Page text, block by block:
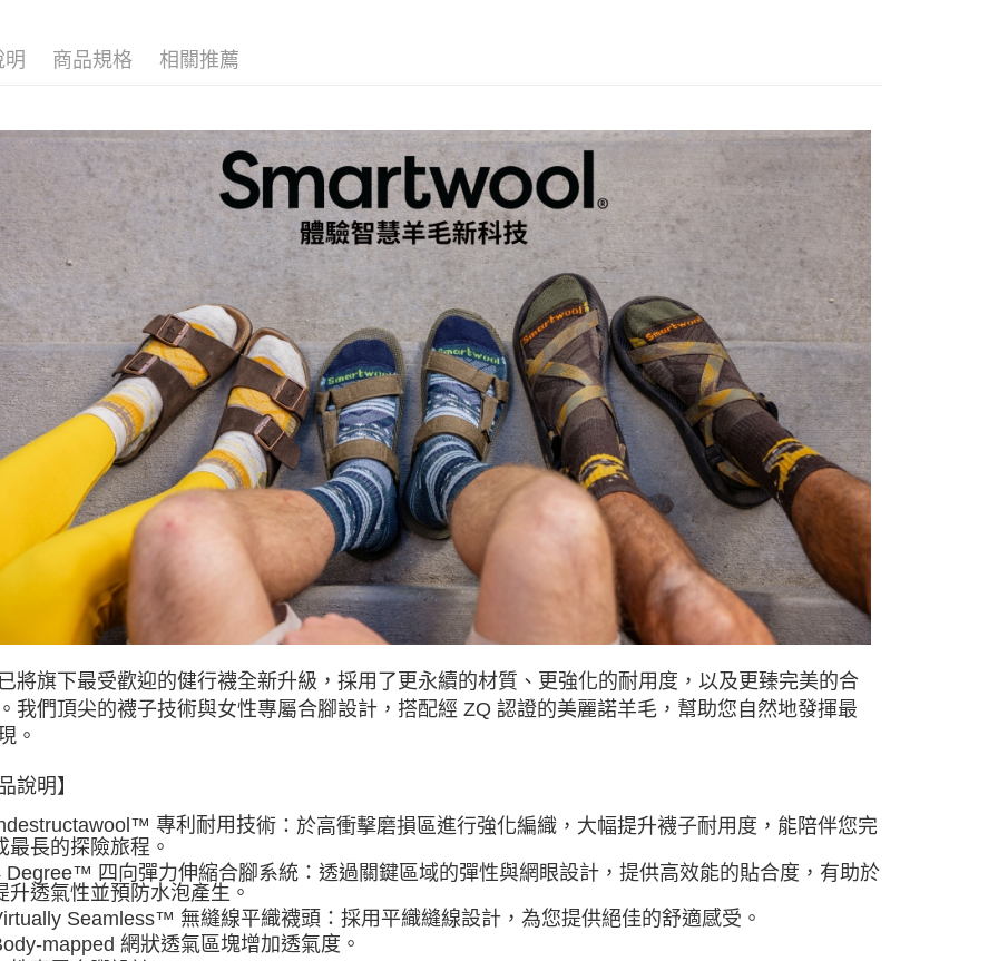
每筆NT$60，滿NT$490(含以上)免運費
宅配
每筆NT$80，滿NT$490(含以上)免運費
離島宅配
每筆NT$80，滿NT$490(含以上)免運費
付款後門市自取
免運費
順豐貨運海外配送(運費買家自付，順豐交貨並收取運費) 查看運費
明 商品規格 相關推薦
將旗下最受歡迎的健行襪全新升級，採用了更永續的材質、更強化的耐用度，以及更臻完美的合
我們頂尖的襪子技術與女性專屬合腳設計，搭配經 ZQ 認證的美麗諾羊毛，幫助您自然地發揮最
。
說明】
專利耐用技術： 於高衝擊磨損區進行強化編織，大幅提升襪子耐用度，能陪伴您完
最長的探險旅程。
Degree™ 四向彈力伸縮合腳系統：透過關鍵區域的彈性與網眼設計，提供高效能的貼合度，有助於
升透氣性並預防水泡產生。
Seamless™ 無縫線平織襪頭：採用平織縫線設計，為您提供絕佳的舒適感受。
mapped 網狀透氣區塊增加透氣度。